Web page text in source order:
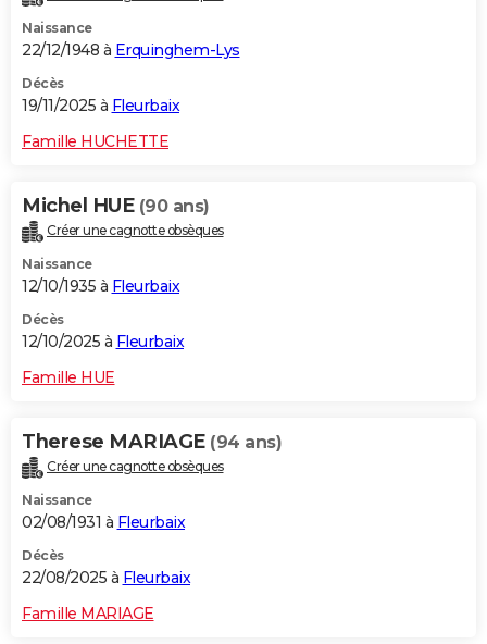
Naissance
22/12/1948 à Erquinghem-Lys
Décès
19/11/2025 à Fleurbaix
Famille HUCHETTE
Michel HUE (90 ans)
Créer une cagnotte obsèques
Naissance
12/10/1935 à Fleurbaix
Décès
12/10/2025 à Fleurbaix
Famille HUE
Therese MARIAGE (94 ans)
Créer une cagnotte obsèques
Naissance
02/08/1931 à Fleurbaix
Décès
22/08/2025 à Fleurbaix
Famille MARIAGE